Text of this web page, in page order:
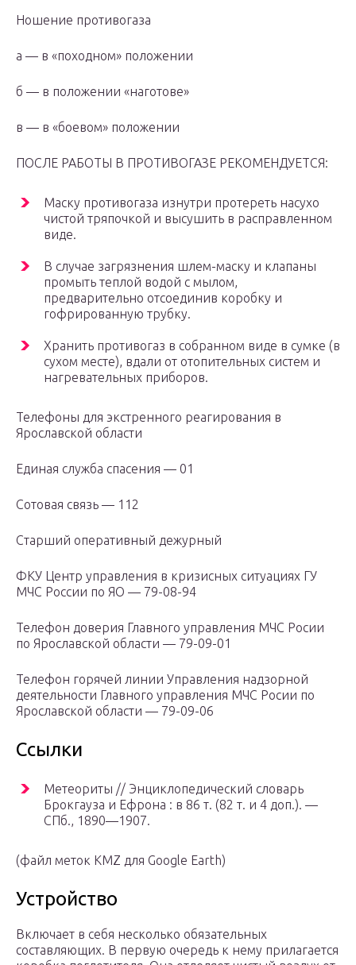
Ношение противогаза
а — в «походном» положении
б — в положении «наготове»
в — в «боевом» положении
ПОСЛЕ РАБОТЫ В ПРОТИВОГАЗЕ РЕКОМЕНДУЕТСЯ:
Маску противогаза изнутри протереть насухо
чистой тряпочкой и высушить в расправленном
виде.
В случае загрязнения шлем-маску и клапаны
промыть теплой водой с мылом,
предварительно отсоединив коробку и
гофрированную трубку.
Хранить противогаз в собранном виде в сумке (в
сухом месте), вдали от отопительных систем и
нагревательных приборов.
Телефоны для экстренного реагирования в
Ярославской области
Единая служба спасения — 01
Сотовая связь — 112
Старший оперативный дежурный
ФКУ Центр управления в кризисных ситуациях ГУ
МЧС России по ЯО — 79-08-94
Телефон доверия Главного управления МЧС Росии
по Ярославской области — 79-09-01
Телефон горячей линии Управления надзорной
деятельности Главного управления МЧС Росии по
Ярославской области — 79-09-06
Ссылки
Метеориты // Энциклопедический словарь
Брокгауза и Ефрона : в 86 т. (82 т. и 4 доп.). —
СПб., 1890—1907.
(файл меток KMZ для Google Earth)
Устройство
Включает в себя несколько обязательных
составляющих. В первую очередь к нему прилагается